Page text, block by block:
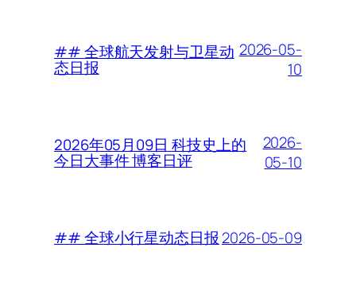
## 全球航天发射与卫星动
态日报
2026-05-
10
2026年05月09日 科技史上的
今日大事件 博客日评
2026-
05-10
## 全球小行星动态日报2026-05-09